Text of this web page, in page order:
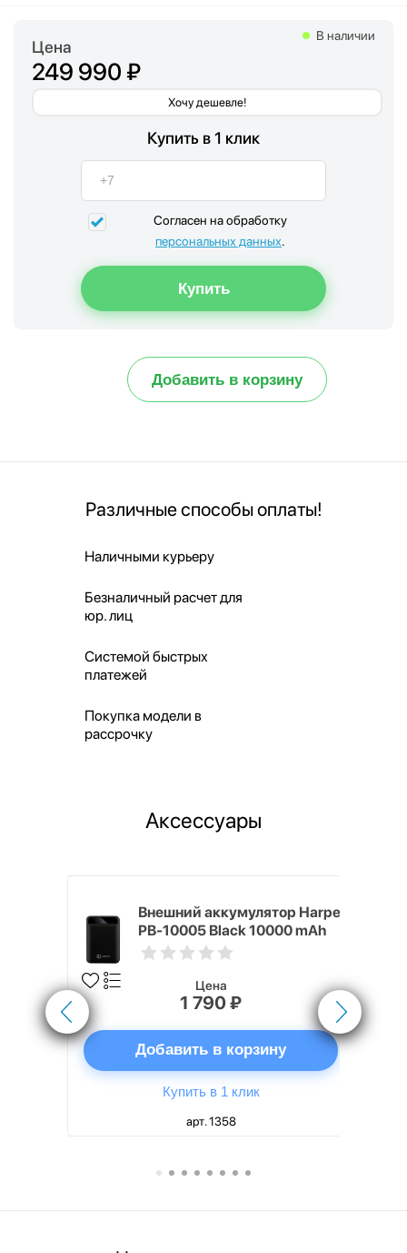
Цена
249 990 ₽
Хочу дешевле!
В наличии
Купить в 1 клик
Согласен на обработку
персональных данных.
Добавить в корзину
Различные способы оплаты!
Наличными курьеру
Безналичный расчет для
юр. лиц
Системой быстрых
платежей
Покупка модели в
рассрочку
Аксессуары
Внешний аккумулятор Harper
PB-10005 Black 10000 mAh
Цена
1 790 ₽
Добавить в корзину
Купить в 1 клик
арт. 1358